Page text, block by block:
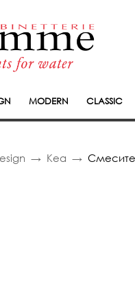
MODERN CLASSIC
Kea